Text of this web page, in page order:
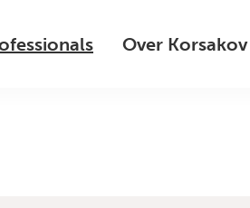
Over Korsakov